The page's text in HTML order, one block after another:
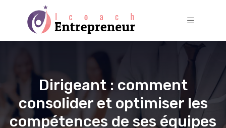
Dirigeant : comment
consolider et optimiser les
compétences de ses équipes